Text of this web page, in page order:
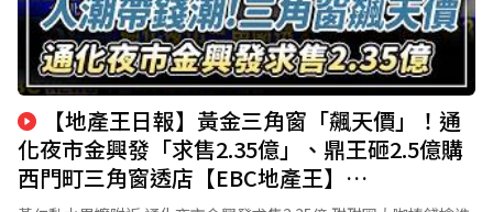
化夜市金興發「求售2.35億」、鼎王砸2.5億購
西門町三角窗透店【EBC地產王】